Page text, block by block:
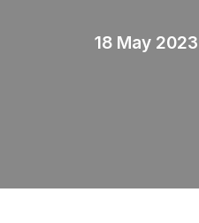
18 May 2023